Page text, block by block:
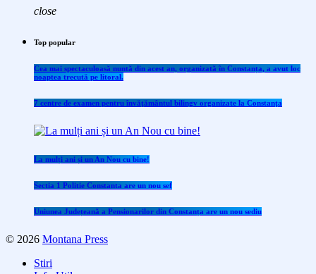
close
Top popular
Cea mai spectaculoasă nuntă din acest an, organizată în Constanța, a avut loc
noaptea trecută pe litoral.
7 centre de examen pentru învăţământul bilingv organizate la Constanţa
La mulți ani și un An Nou cu bine!
Sectia 1 Politie Constanta are un nou sef
Uniunea Județeană a Pensionarilor din Constanța are un nou sediu
© 2026 Montana Press
Stiri